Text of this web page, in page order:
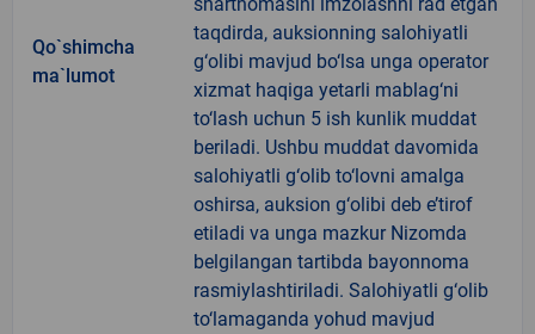
Qo`shimcha
ma`lumot
taqdirda, auksionning salohiyatli
g‘olibi mavjud bo‘lsa unga operator
xizmat haqiga yetarli mablag‘ni
to‘lash uchun 5 ish kunlik muddat
beriladi. Ushbu muddat davomida
salohiyatli g‘olib to‘lovni amalga
oshirsa, auksion g‘olibi deb e’tirof
etiladi va unga mazkur Nizomda
belgilangan tartibda bayonnoma
rasmiylashtiriladi. Salohiyatli g‘olib
to‘lamaganda yohud mavjud